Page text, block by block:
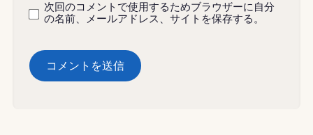
次回のコメントで使用するためブラウザーに自分
の名前、メールアドレス、サイトを保存する。